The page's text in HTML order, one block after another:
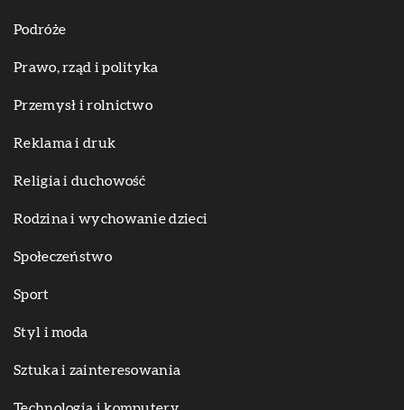
Podróże
Prawo, rząd i polityka
Przemysł i rolnictwo
Reklama i druk
Religia i duchowość
Rodzina i wychowanie dzieci
Społeczeństwo
Sport
Styl i moda
Sztuka i zainteresowania